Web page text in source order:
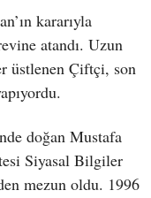
kararıyla
atandı. Uzun
üstlenen Çiftçi, son
doğan Mustafa
Siyasal Bilgiler
mezun oldu. 1996